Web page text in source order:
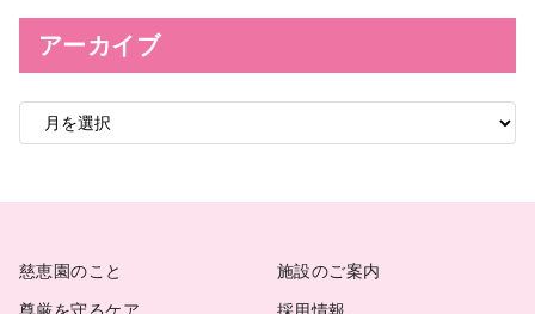
アーカイブ
ア
カ
慈恵園のこと
施設のご案内